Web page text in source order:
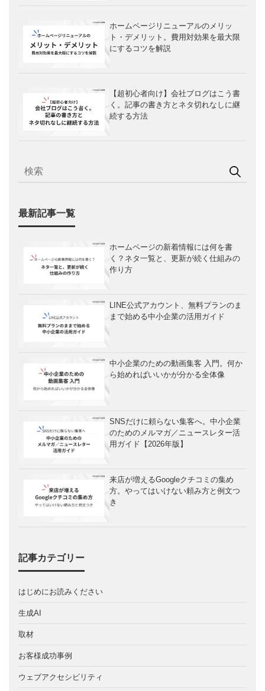
ホームページリニューアルのメリッ
ト・デメリット。費用対効果を最大限
にするコツを解説
【超初心者向け】会社ブログはこう書
く。記事の書き方とネタ切れなしに継
続する方法
最新記事一覧
ホームページの新着情報には何を書
く？ネタ一覧と、更新が続く仕組みの
作り方
LINE公式アカウント、無料プランのま
まで始める中小企業の活用ガイド
中小企業のための動画集客 入門。何か
ら始めればいいかが分かる全体像
SNSだけに頼らない集客へ。中小企業
のためのメルマガ／ニュースレター活
用ガイド【2026年版】
来店が増えるGoogleクチコミの集め
方。やってはいけない頼み方と例文つ
き
記事カテゴリー
はじめにお読みください
生成AI
取材
お客様成功事例
ウェブアクセシビリティ